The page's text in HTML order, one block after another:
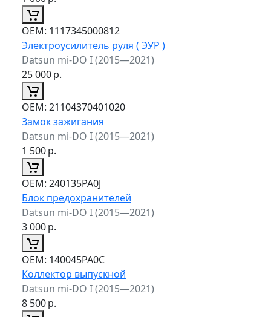
ОЕМ: 1117345000812
Электроусилитель руля ( ЭУР )
Datsun mi-DO I (2015—2021)
25 000р.
ОЕМ: 21104370401020
Замок зажигания
Datsun mi-DO I (2015—2021)
1 500р.
ОЕМ: 240135PA0J
Блок предохранителей
Datsun mi-DO I (2015—2021)
3 000р.
ОЕМ: 140045PA0C
Коллектор выпускной
Datsun mi-DO I (2015—2021)
8 500р.